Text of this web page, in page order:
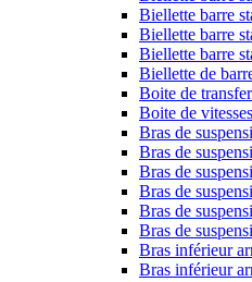
Biellette barre
Biellette barre
Biellette barre
Biellette de
Boite de
Boite de vitesses
Bras de
Bras de
Bras de
Bras de
Bras de
Bras de
Bras inférieur
Bras inférieur